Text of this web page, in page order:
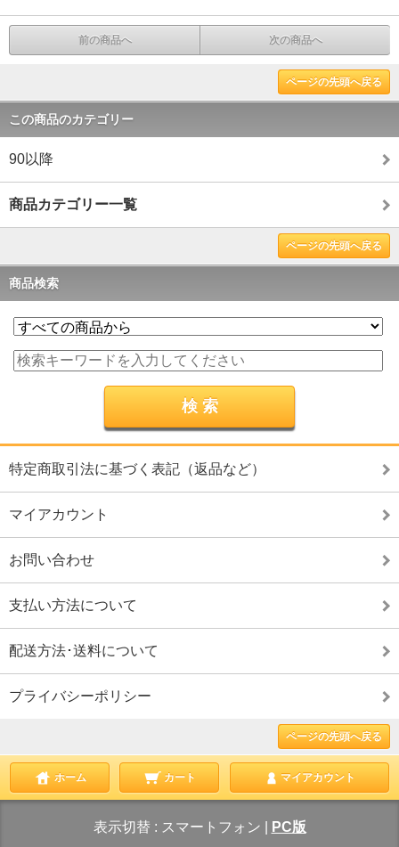
前の商品へ 次の商品へ
ページの先頭へ戻る
この商品のカテゴリー
90以降
商品カテゴリー一覧
ページの先頭へ戻る
商品検索
特定商取引法に基づく表記（返品など）
マイアカウント
お問い合わせ
支払い方法について
配送方法･送料について
プライバシーポリシー
ページの先頭へ戻る
ホーム カート マイアカウント
表示切替 : スマートフォン PC版